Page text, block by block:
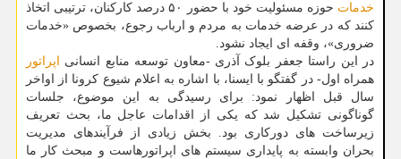
خدمات
حوزه مسئولیت خود با حضور ۵۰ درصد کارکنان، ترتیبی اتخاذ
کنند که در عرضه خدمات به مردم و ارباب رجوع، بخصوص «خدمات
ضروری»، وقفه ای ایجاد نشود.
در این راستا جعفر بلوک آذری -معاون توسعه منابع انسانی
اپراتور
همراه اول- در گفتگو با ایسنا، با اشاره به اعلام شیوع کرونا از اواخر
سال قبل اظهار نمود: برای رسیدگی به این موضوع، جلسات
گوناگونی تشکیل شد که یکی از اقدامات عاجل ما، بحث تعریف
زیرساخت های دورکاری بود. بخش زیادی از فرآیندهای مدیریت
بحران وابسته به پایداری سیستم های اپراتورهاست و مبحث کار ما